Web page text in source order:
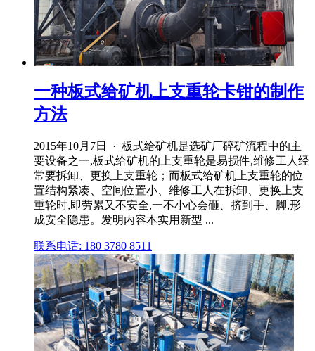
一种板式给矿机上支重轮卡钳的制作
方法
2015年10月7日 · 板式给矿机是选矿厂碎矿流程中的主
要设备之一,板式给矿机的上支重轮是易损件,维修工人经
常要拆卸、更换上支重轮；而板式给矿机上支重轮的位
置结构紧凑、空间位置小、维修工人在拆卸、更换上支
重轮时,即劳累又不安全,一不小心会砸、挤到手、脚,形
成安全隐患。发明内容本实用新型 ...
联系电话: 180 3780 8511